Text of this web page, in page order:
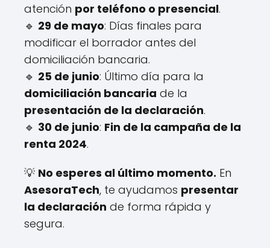
atención por teléfono o presencial.
🔹 29 de mayo: Días finales para
modificar el borrador antes del
domiciliación bancaria.
🔹 25 de junio: Último día para la
domiciliación bancaria de la
presentación de la declaración.
🔹 30 de junio: Fin de la campaña de la
renta 2024.
💡 No esperes al último momento. En
AsesoraTech, te ayudamos presentar
la declaración de forma rápida y
segura.